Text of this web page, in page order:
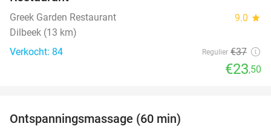
Greek Garden Restaurant 9.0 star
Dilbeek (13 km)
Verkocht: 84
Regulier €37
€23,50
Ontspanningsmassage (60 min)